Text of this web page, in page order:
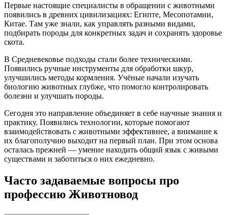
Первые настоящие специалисты в обращении с животными
появились в древних цивилизациях: Египте, Месопотамии,
Китае. Там уже знали, как управлять разными видами,
подбирать породы для конкретных задач и сохранять здоровье
скота.
В Средневековье подходы стали более техническими.
Появились ручные инструменты для обработки шкур,
улучшились методы кормления. Учёные начали изучать
биологию животных глубже, что помогло контролировать
болезни и улучшать породы.
Сегодня это направление объединяет в себе научные знания и
практику. Появились технологии, которые помогают
взаимодействовать с животными эффективнее, а внимание к
их благополучию выходит на первый план. При этом основа
осталась прежней — умение находить общий язык с живыми
существами и заботиться о них ежедневно.
Часто задаваемые вопросы про
профессию Животновод